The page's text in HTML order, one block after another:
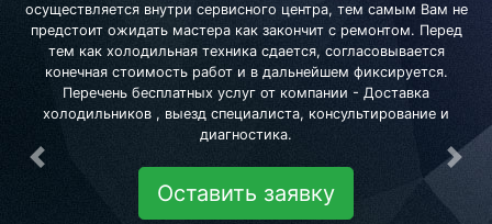
осуществляется внутри сервисного центра, тем самым Вам не
предстоит ожидать мастера как закончит с ремонтом. Перед
тем как холодильная техника сдается, согласовывается
конечная стоимость работ и в дальнейшем фиксируется.
Перечень бесплатных услуг от компании - Доставка
холодильников , выезд специалиста, консультирование и
диагностика.
Оставить заявку
Предыдущая